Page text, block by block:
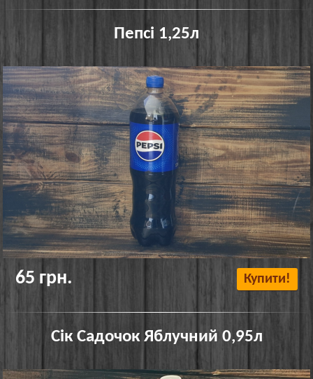
Пепсі 1,25л
65 грн. Купити!
Сік Садочок Яблучний 0,95л